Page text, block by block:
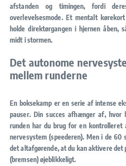
afstanden og timingen, fordi
overlevelsesmode. Et mentalt
holde direktørgangen i hjernen åben,
midt i stormen.
Det autonome
mellem runderne
En boksekamp er en serie af intense
pauser. Din succes afhænger af,
runden har du brug for en kontrolleret
nervesystem (speederen). Men i de 60
det altafgørende, at du kan aktivere det
(bremsen) øjeblikkeligt.